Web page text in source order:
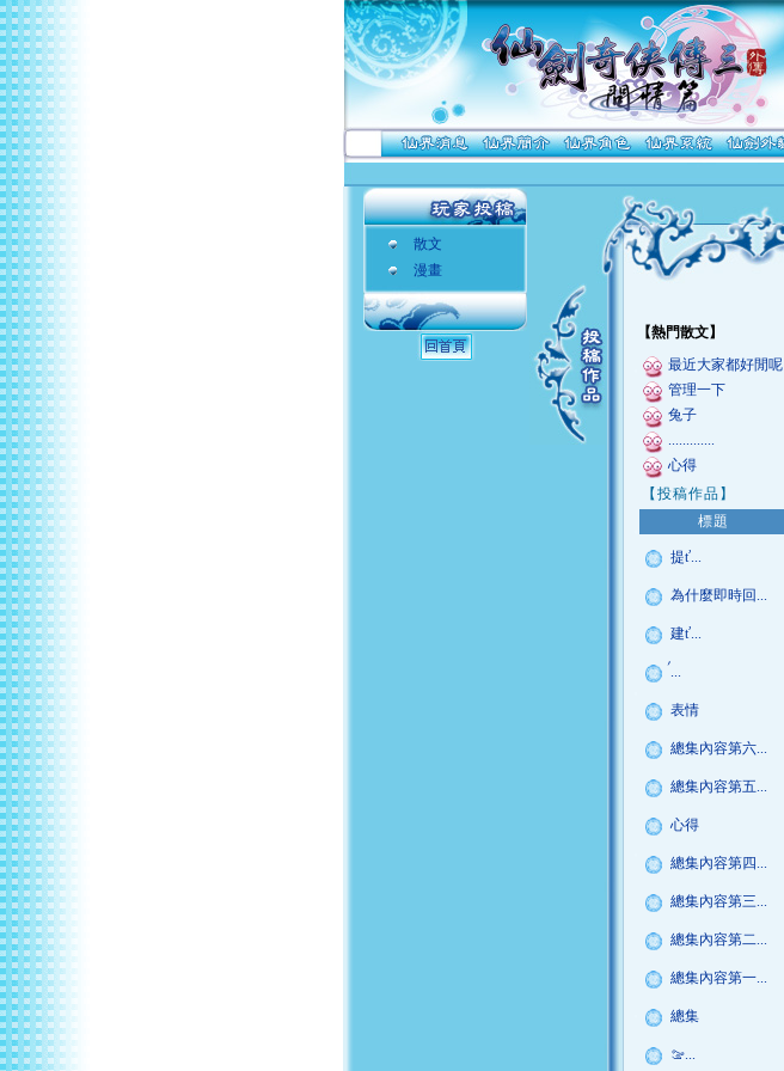
散文
漫畫
【熱門散文】
最近大家都好閒呢
管理一下
兔子
.............
心得
【投稿作品】
標題
提ť...
為什麼即時回...
建ť...
ࠥ...
表情
總集內容第六...
總集內容第五...
心得
總集內容第四...
總集內容第三...
總集內容第二...
總集內容第一...
總集